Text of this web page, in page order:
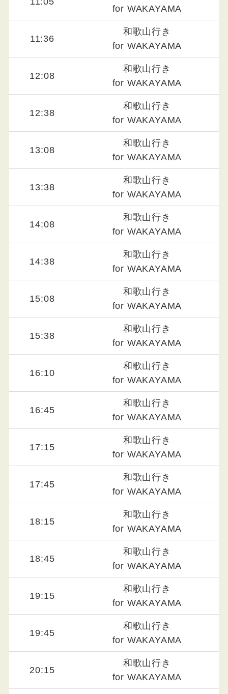
for WAKAYAMA
11:36
和歌山行き
for WAKAYAMA
12:08
和歌山行き
for WAKAYAMA
12:38
和歌山行き
for WAKAYAMA
13:08
和歌山行き
for WAKAYAMA
13:38
和歌山行き
for WAKAYAMA
14:08
和歌山行き
for WAKAYAMA
14:38
和歌山行き
for WAKAYAMA
15:08
和歌山行き
for WAKAYAMA
15:38
和歌山行き
for WAKAYAMA
16:10
和歌山行き
for WAKAYAMA
16:45
和歌山行き
for WAKAYAMA
17:15
和歌山行き
for WAKAYAMA
17:45
和歌山行き
for WAKAYAMA
18:15
和歌山行き
for WAKAYAMA
18:45
和歌山行き
for WAKAYAMA
19:15
和歌山行き
for WAKAYAMA
19:45
和歌山行き
for WAKAYAMA
20:15
和歌山行き
for WAKAYAMA